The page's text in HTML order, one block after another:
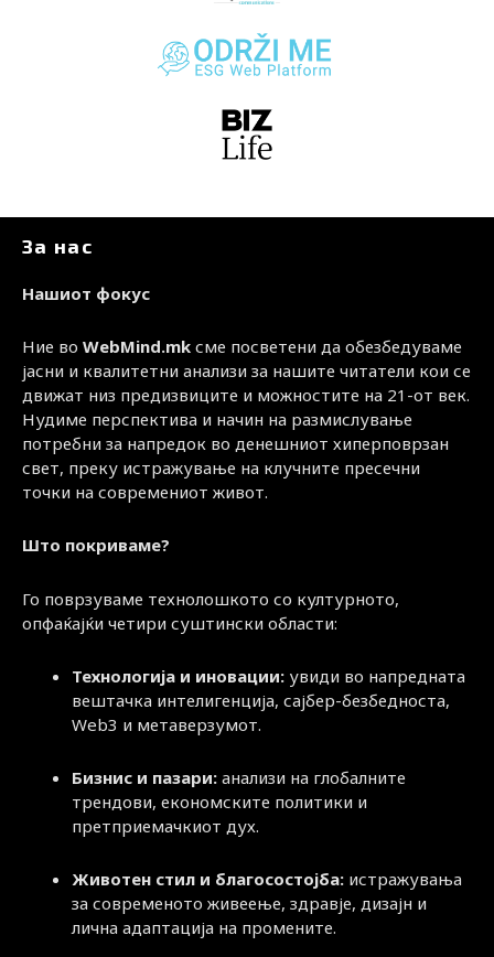
За нас
Нашиот фокус
Ние во WebMind.mk сме посветени да обезбедуваме
јасни и квалитетни анализи за нашите читатели кои се
движат низ предизвиците и можностите на 21-от век.
Нудиме перспектива и начин на размислување
потребни за напредок во денешниот хиперповрзан
свет, преку истражување на клучните пресечни
точки на современиот живот.
Што покриваме?
Го поврзуваме технолошкото со културното,
опфаќајќи четири суштински области:
Технологија и иновации: увиди во напредната
вештачка интелигенција, сајбер-безбедноста,
Web3 и метаверзумот.
Бизнис и пазари: анализи на глобалните
трендови, економските политики и
претприемачкиот дух.
Животен стил и благосостојба: истражувања
за современото живеење, здравје, дизајн и
лична адаптација на промените.